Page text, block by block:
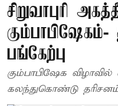
சிறுவாபுரி
பங்கேற்பு
கும்பாபிஷேக
கலந்துகொண்டு